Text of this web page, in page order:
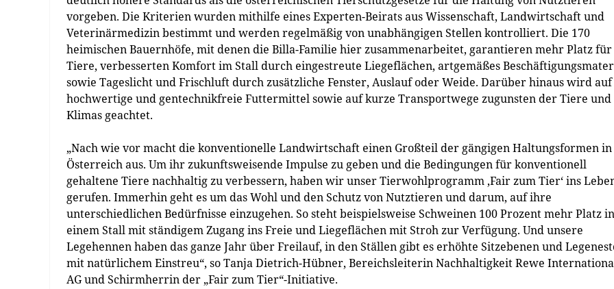
vorgeben. Die Kriterien wurden mithilfe eines Experten-Beirats aus Wissenschaft, Landwirtschaft und
Veterinärmedizin bestimmt und werden regelmäßig von unabhängigen Stellen kontrolliert. Die 170
heimischen Bauernhöfe, mit denen die Billa-Familie hier zusammenarbeitet, garantieren mehr Platz für
Tiere, verbesserten Komfort im Stall durch eingestreute Liegeflächen, artgemäßes
sowie Tageslicht und Frischluft durch zusätzliche Fenster, Auslauf oder Weide. Darüber hinaus wird auf
hochwertige und gentechnikfreie Futtermittel sowie auf kurze Transportwege zugunsten der Tiere und
Klimas geachtet.
„Nach wie vor macht die konventionelle Landwirtschaft einen Großteil der gängigen Haltungsformen in
Österreich aus. Um ihr zukunftsweisende Impulse zu geben und die Bedingungen für konventionell
gehaltene Tiere nachhaltig zu verbessern, haben wir unser Tierwohlprogramm ‚Fair zum Tier‘ ins
gerufen. Immerhin geht es um das Wohl und den Schutz von Nutztieren und darum, auf ihre
unterschiedlichen Bedürfnisse einzugehen. So steht beispielsweise Schweinen 100 Prozent mehr Platz in
einem Stall mit ständigem Zugang ins Freie und Liegeflächen mit Stroh zur Verfügung. Und unsere
Legehennen haben das ganze Jahr über Freilauf, in den Ställen gibt es erhöhte Sitzebenen und
mit natürlichem Einstreu“, so Tanja Dietrich-Hübner, Bereichsleiterin Nachhaltigkeit Rewe
AG und Schirmherrin der „Fair zum Tier“-Initiative.